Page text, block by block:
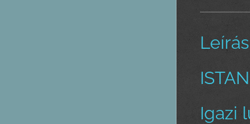
Leírás
Igazi